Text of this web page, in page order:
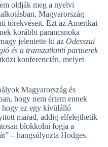
oldják meg a nyelvi
Magyarország
törekvéseit. Ezt az Amerikai
korábbi parancsnoka
jelentette ki az Odesszai
és a transzatlanti partnerek
konferencián, melyet
Magyarország és
hogy nem értem ennek
hogy ez egy kívülálló
marad, addig elfelejthetik
blokkolni fogja a
– hangsúlyozta Hodges.